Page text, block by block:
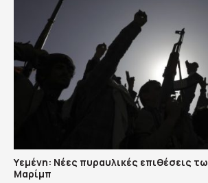
Υεμένη: Nέες πυραυλικές επιθέσεις
Μαρίμπ